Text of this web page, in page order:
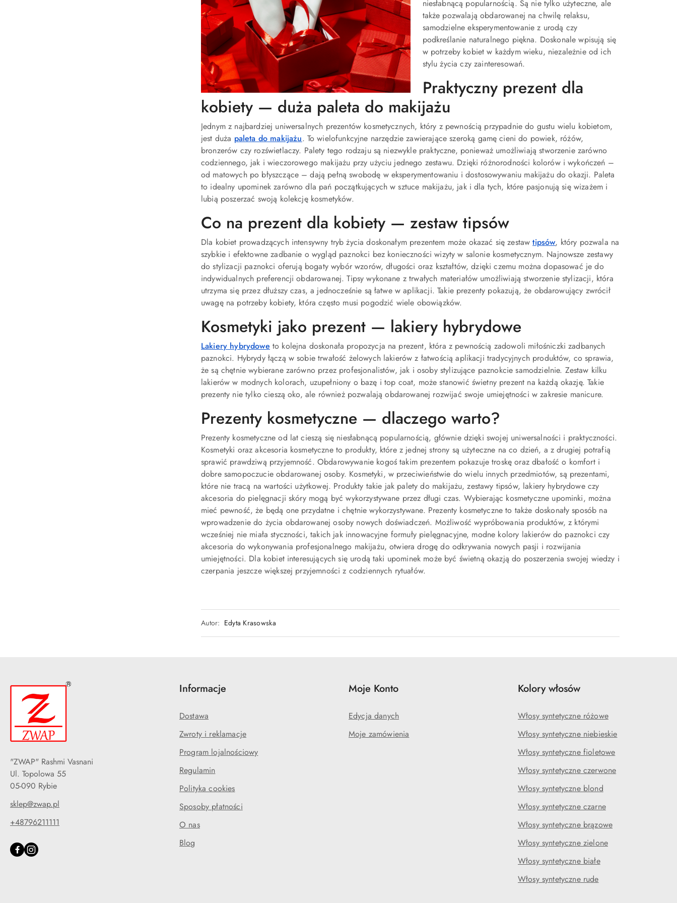
niesłabnącą popularnością. Są nie tylko użyteczne, ale
także pozwalają obdarowanej na chwilę relaksu,
samodzielne eksperymentowanie z urodą czy
podkreślanie naturalnego piękna. Doskonale wpisują się
w potrzeby kobiet w każdym wieku, niezależnie od ich
stylu życia czy zainteresowań.
Praktyczny prezent dla
kobiety — duża paleta do makijażu
Jednym z najbardziej uniwersalnych prezentów kosmetycznych, który z pewnością przypadnie do gustu wielu kobietom,
jest duża paleta do makijażu. To wielofunkcyjne narzędzie zawierające szeroką gamę cieni do powiek, różów,
bronzerów czy rozświetlaczy. Palety tego rodzaju są niezwykle praktyczne, ponieważ umożliwiają stworzenie zarówno
codziennego, jak i wieczorowego makijażu przy użyciu jednego zestawu. Dzięki różnorodności kolorów i wykończeń –
od matowych po błyszczące – dają pełną swobodę w eksperymentowaniu i dostosowywaniu makijażu do okazji. Paleta
to idealny upominek zarówno dla pań początkujących w sztuce makijażu, jak i dla tych, które pasjonują się wizażem i
lubią poszerzać swoją kolekcję kosmetyków.
Co na prezent dla kobiety — zestaw tipsów
Dla kobiet prowadzących intensywny tryb życia doskonałym prezentem może okazać się zestawtipsów, który pozwala na
szybkie i efektowne zadbanie o wygląd paznokci bez konieczności wizyty w salonie kosmetycznym. Najnowsze zestawy
do stylizacji paznokci oferują bogaty wybór wzorów, długości oraz kształtów, dzięki czemu można dopasować je do
indywidualnych preferencji obdarowanej. Tipsy wykonane z trwałych materiałów umożliwiają stworzenie stylizacji, która
utrzyma się przez dłuższy czas, a jednocześnie są łatwe w aplikacji. Takie prezenty pokazują, że obdarowujący zwrócił
uwagę na potrzeby kobiety, która często musi pogodzić wiele obowiązków.
Kosmetyki jako prezent — lakiery hybrydowe
Lakiery hybrydowe to kolejna doskonała propozycja na prezent, która z pewnością zadowoli miłośniczki zadbanych
paznokci. Hybrydy łączą w sobie trwałość żelowych lakierów z łatwością aplikacji tradycyjnych produktów, co sprawia,
że są chętnie wybierane zarówno przez profesjonalistów, jak i osoby stylizujące paznokcie samodzielnie. Zestaw kilku
lakierów w modnych kolorach, uzupełniony o bazę i top coat, może stanowić świetny prezent na każdą okazję. Takie
prezenty nie tylko cieszą oko, ale również pozwalają obdarowanej rozwijać swoje umiejętności w zakresie manicure.
Prezenty kosmetyczne — dlaczego warto?
Prezenty kosmetyczne od lat cieszą się niesłabnącą popularnością, głównie dzięki swojej uniwersalności i praktyczności.
Kosmetyki oraz akcesoria kosmetyczne to produkty, które z jednej strony są użyteczne na co dzień, a z drugiej potrafią
sprawić prawdziwą przyjemność. Obdarowywanie kogoś takim prezentem pokazuje troskę oraz dbałość o komfort i
dobre samopoczucie obdarowanej osoby. Kosmetyki, w przeciwieństwie do wielu innych przedmiotów, są prezentami,
które nie tracą na wartości użytkowej. Produkty takie jak palety do makijażu, zestawy tipsów, lakiery hybrydowe czy
akcesoria do pielęgnacji skóry mogą być wykorzystywane przez długi czas. Wybierając kosmetyczne upominki, można
mieć pewność, że będą one przydatne i chętnie wykorzystywane. Prezenty kosmetyczne to także doskonały sposób na
wprowadzenie do życia obdarowanej osoby nowych doświadczeń. Możliwość wypróbowania produktów, z którymi
wcześniej nie miała styczności, takich jak innowacyjne formuły pielęgnacyjne, modne kolory lakierów do paznokci czy
akcesoria do wykonywania profesjonalnego makijażu, otwiera drogę do odkrywania nowych pasji i rozwijania
umiejętności. Dla kobiet interesujących się urodą taki upominek może być świetną okazją do poszerzenia swojej wiedzy i
czerpania jeszcze większej przyjemności z codziennych rytuałów.
Autor: Edyta Krasowska
"ZWAP" Rashmi Vasnani
Ul. Topolowa 55
05-090 Rybie
sklep@zwap.pl
+48796211111
Informacje
Dostawa
Zwroty i reklamacje
Program lojalnościowy
Regulamin
Polityka cookies
Sposoby płatności
O nas
Blog
Moje Konto
Edycja danych
Moje zamówienia
Kolory włosów
Włosy syntetyczne różowe
Włosy syntetyczne niebieskie
Włosy syntetyczne fioletowe
Włosy syntetyczne czerwone
Włosy syntetyczne blond
Włosy syntetyczne czarne
Włosy syntetyczne brązowe
Włosy syntetyczne zielone
Włosy syntetyczne białe
Włosy syntetyczne rude